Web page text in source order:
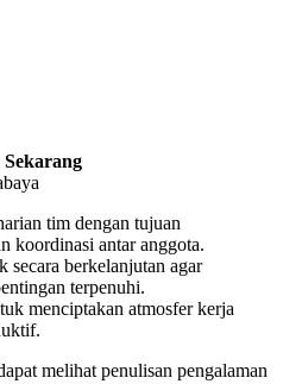
tim dengan tujuan
koordinasi antar anggota.
berkelanjutan agar
terpenuhi.
menciptakan atmosfer kerja
melihat penulisan pengalaman